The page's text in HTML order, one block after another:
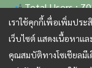
Total Users :
สงวนสิทธิ์ ©
เราใช้คุกกี้เพื่อเพิ่มปร
เว็บไซต์ แสดงเนื้อหาแ
คุณสมบัติทางโซเชียลมีเ